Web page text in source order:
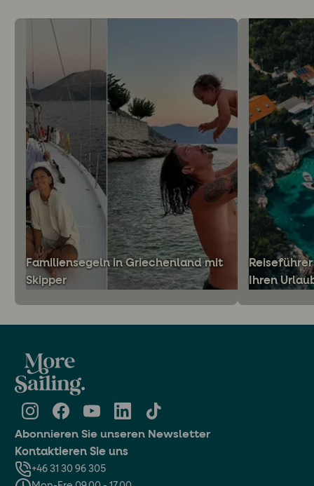
Familiensegeln in Griechenland mit
Skipper
Ihren
Abonnieren Sie unseren Newsletter
Kontaktieren Sie uns
+46 31 30 96 305